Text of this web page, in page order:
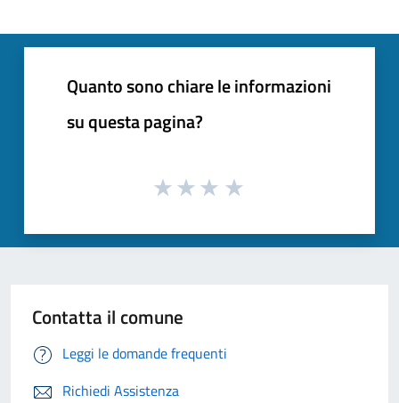
Quanto sono chiare le informazioni
su questa pagina?
Contatta il comune
Leggi le domande frequenti
Richiedi Assistenza